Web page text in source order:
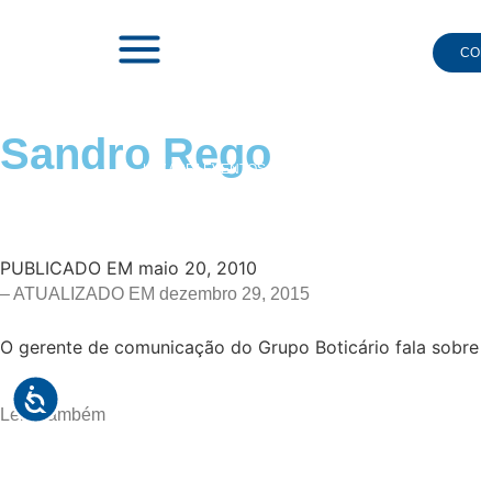
| TV ABF |EVENTOS|
Sandro Rego
PUBLICADO EM maio 20, 2010
– ATUALIZADO EM dezembro 29, 2015
O gerente de comunicação do Grupo Boticário fala
Leia Também